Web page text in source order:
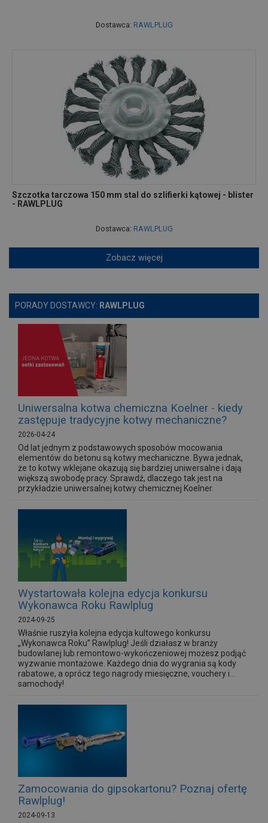
Dostawca: RAWLPLUG
Szczotka tarczowa 150 mm stal do szlifierki kątowej - blister
- RAWLPLUG
Dostawca: RAWLPLUG
Zobacz więcej
PORADY DOSTAWCY: RAWLPLUG
Uniwersalna kotwa chemiczna Koelner - kiedy
zastępuje tradycyjne kotwy mechaniczne?
2026-04-24
Od lat jednym z podstawowych sposobów mocowania
elementów do betonu są kotwy mechaniczne. Bywa jednak,
że to kotwy wklejane okazują się bardziej uniwersalne i dają
większą swobodę pracy. Sprawdź, dlaczego tak jest na
przykładzie uniwersalnej kotwy chemicznej Koelner.
Wystartowała kolejna edycja konkursu
Wykonawca Roku Rawlplug
2024-09-25
Właśnie ruszyła kolejna edycja kultowego konkursu
„Wykonawca Roku” Rawlplug! Jeśli działasz w branży
budowlanej lub remontowo-wykończeniowej możesz podjąć
wyzwanie montażowe. Każdego dnia do wygrania są kody
rabatowe, a oprócz tego nagrody miesięczne, vouchery i...
samochody!
Zamocowania do gipsokartonu? Poznaj ofertę
Rawlplug!
2024-09-13